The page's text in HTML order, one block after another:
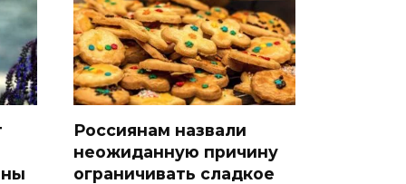
Россиянам назвали
неожиданную причину
ограничивать сладкое